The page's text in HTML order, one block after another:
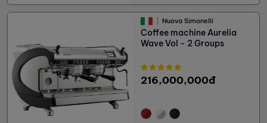
Nuova Simonelli
Coffee machine Aurelia
Wave Vol - 2 Groups
216,000,000đ